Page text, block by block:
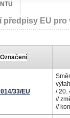
předpisy EU pro
Označení
33/EU
/ 20.
//
//